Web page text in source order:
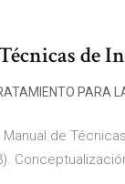
de
PARA
de